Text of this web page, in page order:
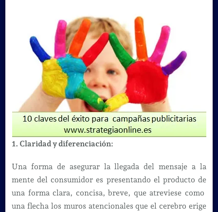
1. Claridad y diferenciación:
Una forma de asegurar la llegada del mensaje a la
mente del consumidor es presentando el producto de
una forma clara, concisa, breve, que atreviese como
una flecha los muros atencionales que el cerebro erige